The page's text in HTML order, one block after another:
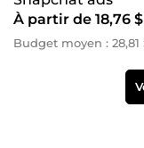
À partir de 18,76
Budget moyen : 28,81